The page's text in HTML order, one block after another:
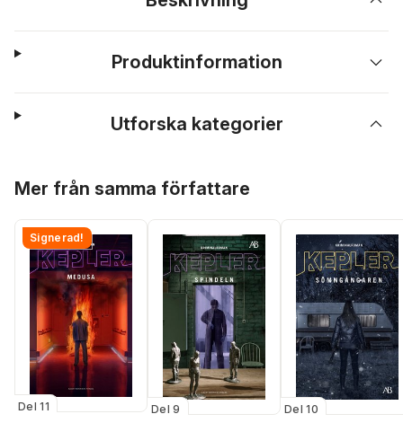
Produktinformation
Utforska kategorier
Mer från samma författare
Signerad!
Del 11 Del 9 Del 10